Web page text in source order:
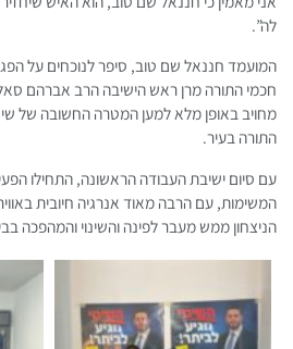
לה”.
המועמד חננאל שם טוב, סיפר לנוכחים על
חכמי התורה מרן ראש הישיבה הרב אברהם
מחויב באופן מלא למען המטרה החשובה של
התורה בעיר.
עם סיום ישיבת העבודה הראשונה, התחילו
המשימות, עם הרבה מאוד אנרגיה חיובית
הניצחון ממש מעבר לפינה והשינוי והמהפכה